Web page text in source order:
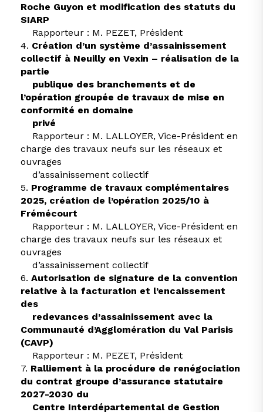
Roche Guyon et modification des statuts du
SIARP
Rapporteur : M. PEZET, Président
4. Création d’un système d’assainissement
collectif à Neuilly en Vexin – réalisation de la
partie
publique des branchements et de
l’opération groupée de travaux de mise en
conformité en domaine
privé
Rapporteur : M. LALLOYER, Vice-Président en
charge des travaux neufs sur les réseaux et
ouvrages
d’assainissement collectif
5. Programme de travaux complémentaires
2025, création de l’opération 2025/10 à
Frémécourt
Rapporteur : M. LALLOYER, Vice-Président en
charge des travaux neufs sur les réseaux et
ouvrages
d’assainissement collectif
6. Autorisation de signature de la convention
relative à la facturation et l’encaissement
des
redevances d’assainissement avec la
Communauté d’Agglomération du Val Parisis
(CAVP)
Rapporteur : M. PEZET, Président
7. Ralliement à la procédure de renégociation
du contrat groupe d’assurance statutaire
2027-2030 du
Centre Interdépartemental de Gestion